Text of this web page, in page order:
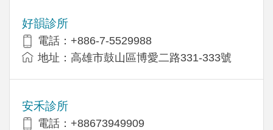
好韻診所
電話：+886-7-5529988
地址：高雄市鼓山區博愛二路331-333號
安禾診所
電話：+88673949909